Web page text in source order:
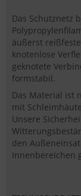
Das Schutznetz
äußerst
knotenlose
geknotete
formstabil.
Das Material ist
mit
Unsere
den
Innenbereichen